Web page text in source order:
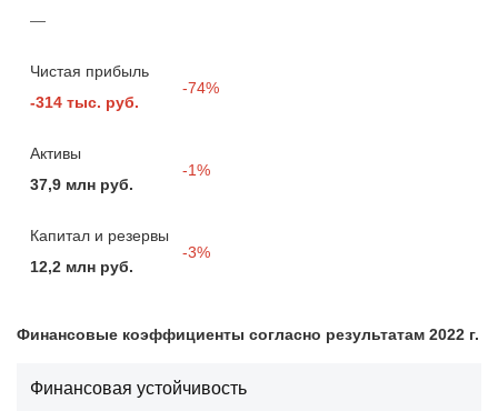
—
Чистая прибыль
-314 тыс. руб.
-74%
Активы
37,9 млн руб.
-1%
Капитал и резервы
12,2 млн руб.
-3%
Финансовые коэффициенты согласно результатам 2022 г.
Финансовая устойчивость